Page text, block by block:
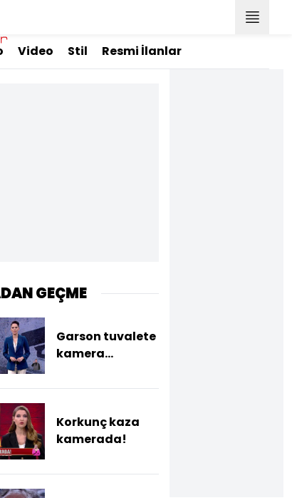
Video Stil Resmi İlanlar
GEÇME
Garson tuvalete
kamera
Korkunç kaza
kamerada!